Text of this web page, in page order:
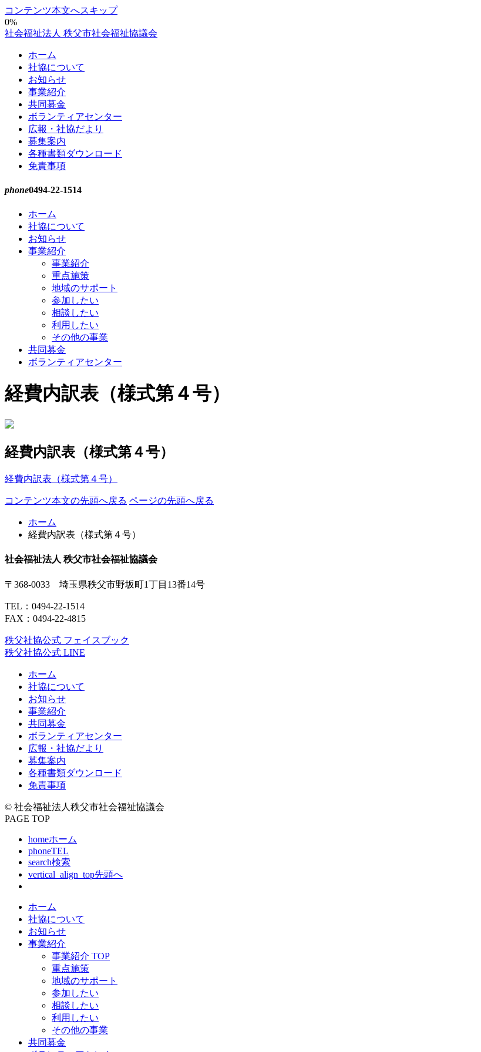
コンテンツ本文へスキップ
0%
社会福祉法人 秩父市社会福祉協議会
ホーム
社協について
お知らせ
事業紹介
共同募金
ボランティアセンター
広報・社協だより
募集案内
各種書類ダウンロード
免責事項
phone0494-22-1514
ホーム
社協について
お知らせ
事業紹介
事業紹介
重点施策
地域のサポート
参加したい
相談したい
利用したい
その他の事業
共同募金
ボランティアセンター
経費内訳表（様式第４号）
経費内訳表（様式第４号）
経費内訳表（様式第４号）
コンテンツ本文の先頭へ戻る ページの先頭へ戻る
ホーム
経費内訳表（様式第４号）
社会福祉法人 秩父市社会福祉協議会
〒368-0033 埼玉県秩父市野坂町1丁目13番14号
TEL： 0494-22-1514
FAX：0494-22-4815
秩父社協公式 フェイスブック
秩父社協公式 LINE
ホーム
社協について
お知らせ
事業紹介
共同募金
ボランティアセンター
広報・社協だより
募集案内
各種書類ダウンロード
免責事項
© 社会福祉法人秩父市社会福祉協議会
PAGE TOP
homeホーム
phoneTEL
search検索
vertical_align_top先頭へ
ホーム
社協について
お知らせ
事業紹介
事業紹介 TOP
重点施策
地域のサポート
参加したい
相談したい
利用したい
その他の事業
共同募金